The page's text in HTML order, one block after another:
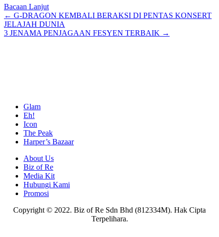
Bacaan Lanjut
Posts
navigation
← G-DRAGON KEMBALI BERAKSI DI PENTAS KONSERT
JELAJAH DUNIA
3 JENAMA PENJAGAAN FESYEN TERBAIK →
Glam
Eh!
Icon
The Peak
Harper’s Bazaar
About Us
Biz of Re
Media Kit
Hubungi Kami
Promosi
Copyright © 2022. Biz of Re Sdn Bhd (812334M). Hak Cipta
Terpelihara.